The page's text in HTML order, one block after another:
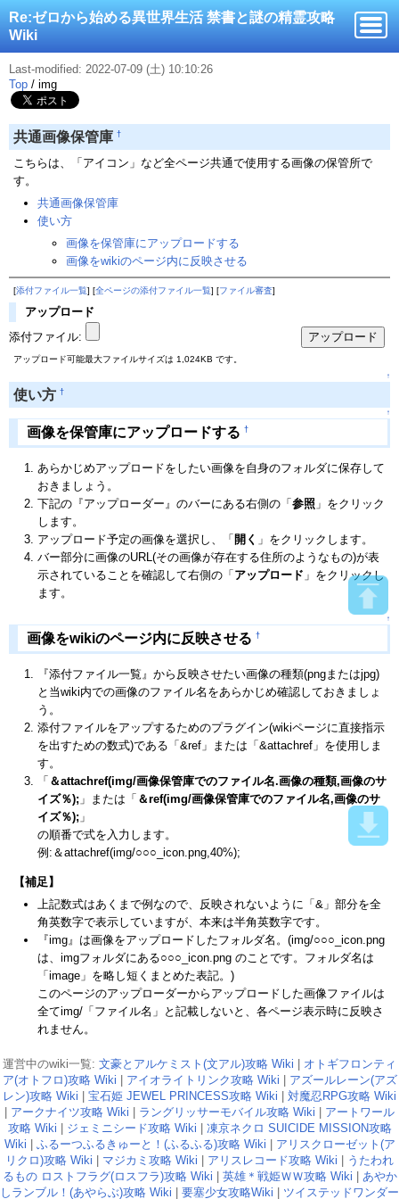
Re:ゼロから始める異世界生活 禁書と謎の精霊攻略
Wiki
Last-modified: 2022-07-09 (土) 10:10:26
Top / img
共通画像保管庫 †
こちらは、「アイコン」など全ページ共通で使用する画像の保管所で
す。
共通画像保管庫
使い方
画像を保管庫にアップロードする
画像をwikiのページ内に反映させる
[添付ファイル一覧] [全ページの添付ファイル一覧] [ファイル審査]
アップロード
添付ファイル:
アップロード可能最大ファイルサイズは 1,024KB です。
↑
使い方 †
↑
画像を保管庫にアップロードする †
あらかじめアップロードをしたい画像を自身のフォルダに保存して
おきましょう。
下記の『アップローダー』のバーにある右側の「 参照 」をクリック
します。
アップロード予定の画像を選択し、「 開く 」をクリックします。
バー部分に画像のURL(その画像が存在する住所のようなもの)が表
示されていることを確認して右側の「 アップロード 」をクリックし
ます。
↑
画像をwikiのページ内に反映させる †
『添付ファイル一覧』から反映させたい画像の種類(pngまたはjpg)
と当wiki内での画像のファイル名をあらかじめ確認しておきましょ
う。
添付ファイルをアップするためのプラグイン(wikiページに直接指示
を出すための数式)である「&ref」または「&attachref」を使用しま
す。
「 ＆attachref(img/画像保管庫でのファイル名.画像の種類,画像のサ
イズ％); 」または「 ＆ref(img/画像保管庫でのファイル名,画像のサ
イズ％); 」
の順番で式を入力します。
例:＆attachref(img/○○○_icon.png,40%);
【補足】
上記数式はあくまで例なので、反映されないように「&」部分を全
角英数字で表示していますが、本来は半角英数字です。
『img』は画像をアップロードしたフォルダ名。(img/○○○_icon.png
は、imgフォルダにある○○○_icon.png のことです。フォルダ名は
「image」を略し短くまとめた表記。)
このページのアップローダーからアップロードした画像ファイルは
全てimg/「ファイル名」と記載しないと、各ページ表示時に反映さ
れません。
運営中のwiki一覧: 文豪とアルケミスト(文アル)攻略 Wiki
オトギフロンティ
ア(オトフロ)攻略 Wiki
アイオライトリンク攻略 Wiki
アズールレーン(アズ
レン)攻略 Wiki
宝石姫 JEWEL PRINCESS攻略 Wiki
対魔忍RPG攻略 Wiki
アークナイツ攻略 Wiki ラングリッサーモバイル攻略 Wiki
アートワール
攻略 Wiki
ジェミニシード攻略 Wiki
凍京ネクロ SUICIDE MISSION攻略
Wiki
ふるーつふるきゅーと！(ふるふる)攻略 Wiki
アリスクローゼット(ア
リクロ)攻略 Wiki
マジカミ攻略 Wiki アリスレコード攻略 Wiki
うたわれ
るもの ロストフラグ(ロスフラ)攻略 Wiki
英雄＊戦姫ＷＷ攻略 Wiki
あやか
しランブル！(あやらぶ)攻略 Wiki
要塞少女攻略Wiki ツイステッドワンダー